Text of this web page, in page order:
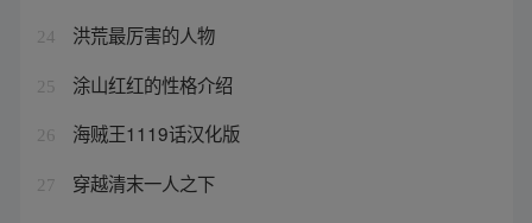
24 洪荒最厉害的人物
25 涂山红红的性格介绍
26 海贼王1119话汉化版
27
穿越清末一人之下